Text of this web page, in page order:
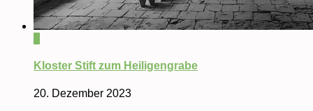
Kloster Stift zum Heiligengrabe
20. Dezember 2023